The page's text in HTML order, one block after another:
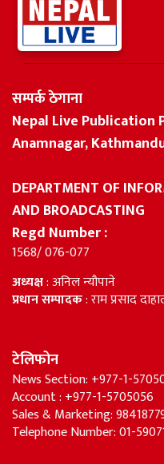
सम्पर्क ठेगाना
Nepal Live Publication
Anamnagar,
DEPARTMENT OF
AND BROADCASTING
Regd Number :
1568/ 076-077
अध्यक्ष: अनिल न्यौपाने
प्रधान सम्पादक: राम प्रसाद
टेलिफोन
News Section: +977-1-
Account : +977-1-5705056
Sales & Marketing:
Telephone Number: 01-